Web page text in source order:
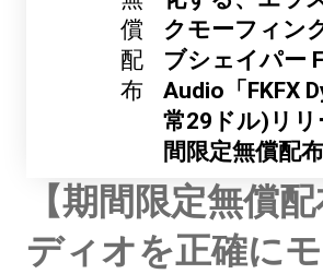
償
配
布
クモーフィン
ブシェイパー
Audio「FKFX
常29ドル)リリ
間限定無償配
【期間限定無償
ディオを正確に